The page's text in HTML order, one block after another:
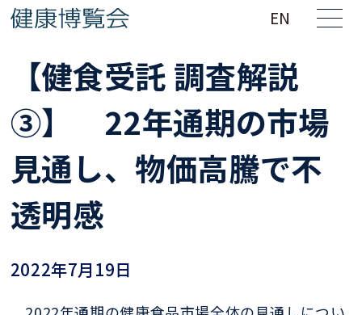
EN
【健食受託 調査解説
③】 22年通期の市場
見通し、物価高騰で不
透明感
2022年7月19日